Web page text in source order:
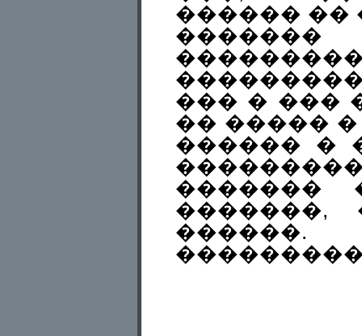
������ ��
��� � ���
�� �����
������ �
�������
�������,
������.